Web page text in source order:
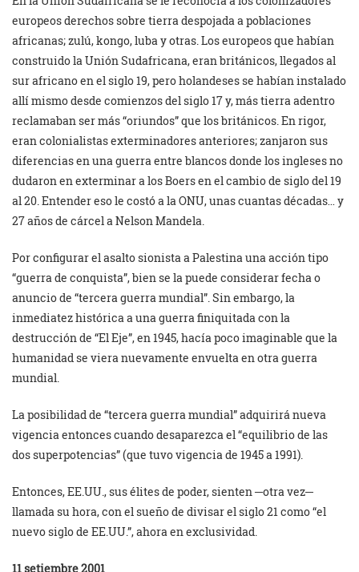
europeos derechos sobre tierra despojada a poblaciones
africanas; zulú, kongo, luba y otras. Los europeos que habían
construido la Unión Sudafricana, eran británicos, llegados al
sur africano en el siglo 19, pero holandeses se habían instalado
allí mismo desde comienzos del siglo 17 y, más tierra adentro
reclamaban ser más “oriundos” que los británicos. En rigor,
eran colonialistas exterminadores anteriores; zanjaron sus
diferencias en una guerra entre blancos donde los ingleses no
dudaron en exterminar a los Boers en el cambio de siglo del 19
al 20. Entender eso le costó a la ONU, unas cuantas décadas… y
27 años de cárcel a Nelson Mandela.
Por configurar el asalto sionista a Palestina una acción tipo
“guerra de conquista”, bien se la puede considerar fecha o
anuncio de “tercera guerra mundial”. Sin embargo, la
inmediatez histórica a una guerra finiquitada con la
destrucción de “El Eje”, en 1945, hacía poco imaginable que la
humanidad se viera nuevamente envuelta en otra guerra
mundial.
La posibilidad de “tercera guerra mundial” adquirirá nueva
vigencia entonces cuando desaparezca el “equilibrio de las
dos superpotencias” (que tuvo vigencia de 1945 a 1991).
Entonces, EE.UU., sus élites de poder, sienten ─otra vez─
llamada su hora, con el sueño de divisar el siglo 21 como “el
nuevo siglo de EE.UU.”, ahora en exclusividad.
11 setiembre 2001